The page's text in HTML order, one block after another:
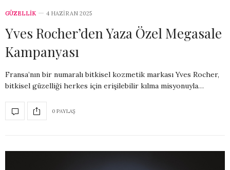
GÜZELLİK 4 HAZIRAN 2025
Yves Rocher’den Yaza Özel Megasale
Kampanyası
Fransa’nın bir numaralı bitkisel kozmetik markası Yves Rocher,
bitkisel güzelliği herkes için erişilebilir kılma misyonuyla…
0 PAYLAŞ